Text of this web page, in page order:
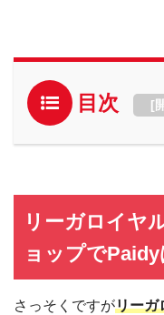
目次 [
リーガロイヤ
ョップで
さっそくですがリーガ